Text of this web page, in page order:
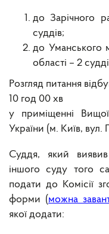
до Зарічного
суддів;
до Уманського
області – 2
Розгляд питання
10 год 00 хв
у приміщенні Вищої
України (м. Київ,
Суддя, який
іншого суду того
подати до Комісії
форми (можна
якої додати: